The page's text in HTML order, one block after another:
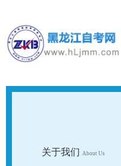
关于我们 About Us